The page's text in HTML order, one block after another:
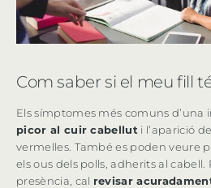
Com saber si el meu fill
Els símptomes més comuns d’una
picor al cuir cabellut i l’aparició
vermelles. També es poden veure
els ous dels polls, adherits al cabell.
presència, cal revisar